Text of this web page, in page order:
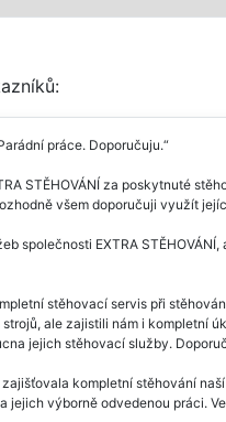
práce. Doporučuju.
STĚHOVÁNÍ za poskytnuté
všem doporučuji využít
společnosti EXTRA
stěhovací servis při
ale zajistili nám i kompletní
jejich stěhovací služby.
kompletní stěhování
jejich výborně odvedenou práci.